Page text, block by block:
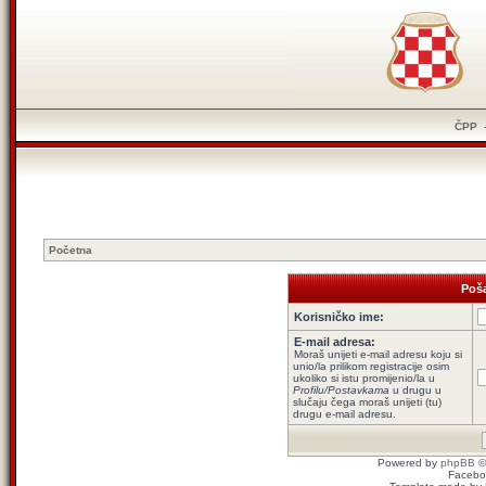
ČPP
Početna
Korisničko ime:
E-mail adresa:
Moraš unijeti e-mail adresu koju si
unio/la prilikom registracije osim
ukoliko si istu promijenio/la u
Profilu/Postavkama u drugu u
slučaju čega moraš unijeti (tu)
drugu e-mail adresu.
Powered by phpBB